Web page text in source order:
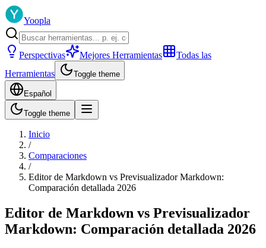
Yoopla
Perspectivas Mejores Herramientas
Todas las
Herramientas
Toggle theme
Español
Toggle theme
Inicio
/
Comparaciones
/
Editor de Markdown vs Previsualizador Markdown:
Comparación detallada 2026
Editor de Markdown vs Previsualizador
Markdown: Comparación detallada 2026